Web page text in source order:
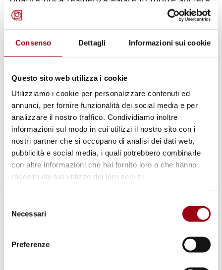
Consenso Dettagli Informazioni sui cookie
Questo sito web utilizza i cookie
Utilizziamo i cookie per personalizzare contenuti ed
annunci, per fornire funzionalità dei social media e per
analizzare il nostro traffico. Condividiamo inoltre
informazioni sul modo in cui utilizzi il nostro sito con i
nostri partner che si occupano di analisi dei dati web,
pubblicità e social media, i quali potrebbero combinarle
con altre informazioni che hai fornito loro o che hanno
raccolto dal tuo utilizzo dei loro servizi.
delNecessari
Preferenze
e possono risultare in “
un’esplosione di
disuguaglianza”.
Chen Zhigang del Gruppo Dirigente del
Consiglio di Stato per la riduzione della
povertà e lo sviluppo della Cina ha dichiarato
che i dati precisi sono stati componenti
chiave nel principio “identificazione della
povertà prima della lotta alla povertà del
Paese". “Questo ha posto un forte
fondamento per prendere misure
all'alleviamento mirato della povertà”, ha
affermato Chen.
Per i Paesi più vulnerabili, la pandemia ha
capovolto decadi di progressi della povertà,